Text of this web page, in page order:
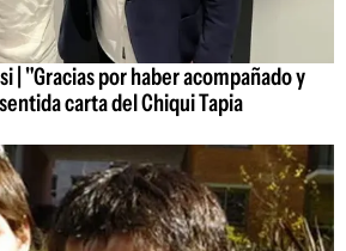
| "Gracias por haber acompañado y
carta del Chiqui Tapia